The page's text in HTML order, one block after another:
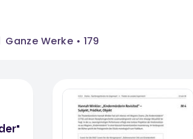
Ganze Werke • 179